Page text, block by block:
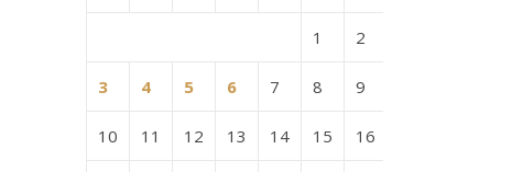
1 2
3 4 5 6 7 8 9
10 11 12 13 14 15 16